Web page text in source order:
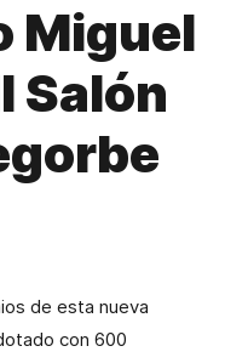
Miguel
Salón
de esta nueva
con 600